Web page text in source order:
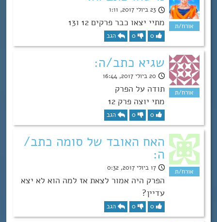
23 ביולי 2017, 1:11
מתיי יצאו כבר פרקים 12 ו13
0
0 הגב
שגיא כתב/ה:
20 ביולי 2017, 16:44
תודה על הפרק
מתי יוצה פרק 12
0
0 הגב
האח האובד של סומה כתב/
ה:
17 ביולי 2017, 0:32
הפרק היה אמור לצאת אז למה הוא לא יצא
עדיין?
0
0 הגב